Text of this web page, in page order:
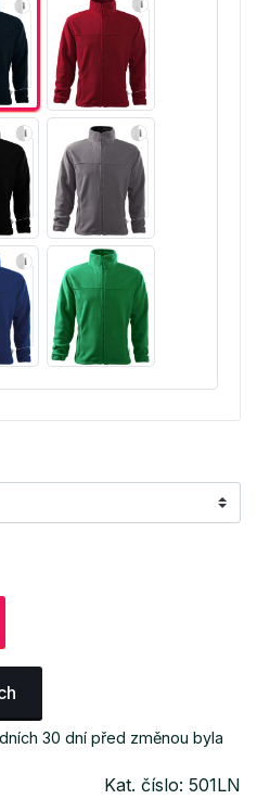
30 dní před změnou byla
Kat. číslo: 501LN